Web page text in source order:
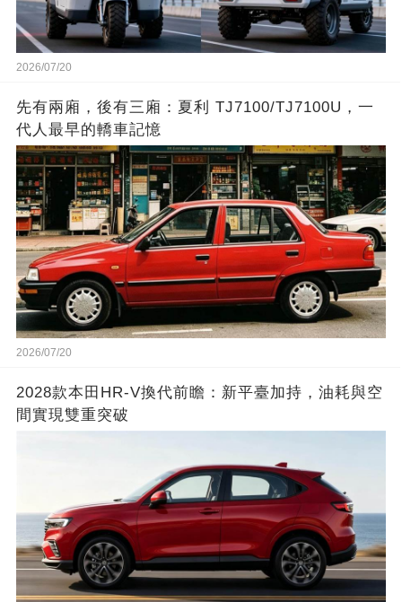
2026/07/20
先有兩廂，後有三廂：夏利 TJ7100/TJ7100U，一
代人最早的轎車記憶
2026/07/20
2028款本田HR-V換代前瞻：新平臺加持，油耗與空
間實現雙重突破